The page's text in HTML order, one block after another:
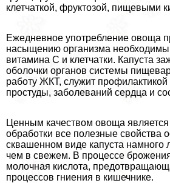
клетчаткой, фруктозой, пищевыми
Ежедневное употрeбление овоща
насыщению организма
витамина C и клетчатки. Капуста
оболочки органов системы
работу ЖКТ, служит профилактикой
простуды, заболеваний сердца и
Ценным качеством овоща
обработки все полезные свойства
сквашенном виде капуста намного
чем в свежем. В процессе
молочная кислота,
процессов гниения в кишечнике.